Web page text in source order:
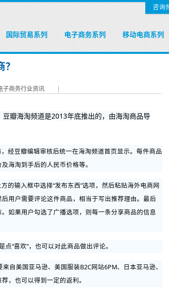
咨询
国际贸易系列 电子商务系列 移动电商系列
子商务行业资讯
|
瓣海淘频道是2013年底推出的，由海淘商品导
经豆瓣编辑审核后统一在海淘频道首页显示。每件商品
海淘到手后的人民币价格等。
的输入框中选择“发布东西”选项，然后粘贴海外电商网
用户需要评论这件商品，相当于写出推荐理由。最后
如果用户勾选了广播选项，则每一条分享商品的信息
“喜欢”，也可以对此商品做出评论。
自美国亚马逊、美国服装B2C网站6PM、日本亚马逊、
，也可以得到一定的返利。